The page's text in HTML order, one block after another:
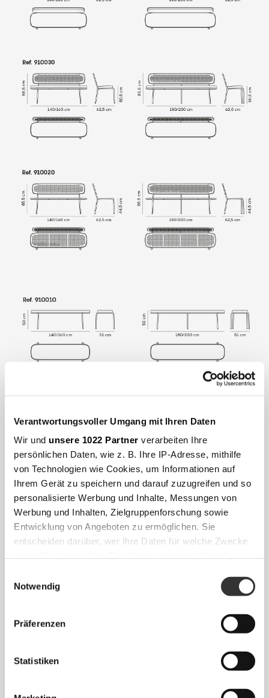
Verantwortungsvoller Umgang mit Ihren Daten
Wir und unsere 1022 Partner verarbeiten Ihre
persönlichen Daten, wie z. B. Ihre IP-Adresse, mithilfe
von Technologien wie Cookies, um Informationen auf
Ihrem Gerät zu speichern und darauf zuzugreifen und so
personalisierte Werbung und Inhalte, Messungen von
Werbung und Inhalten, Zielgruppenforschung sowie
Entwicklung von Angeboten zu ermöglichen. Sie
entscheiden darüber, wer Ihre Daten für welche Zwecke
Trigger Symbol ändern oder widerrufen
Informationen über Ihre geografische Lage
können
bestimmten Merkmalen (Fingerprinting) identifizieren
Notwendig
Präferenzen
Statistiken